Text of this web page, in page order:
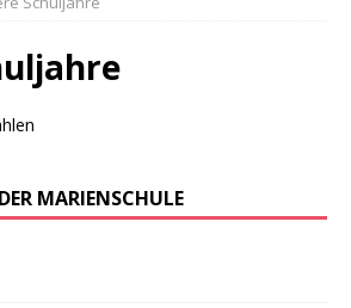
MARIENSCHULE